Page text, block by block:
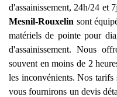
d'assainissement, 24h/24 et
Mesnil-Rouxelin sont
matériels de pointe pour
d'assainissement. Nous
souvent en moins de 2
les inconvénients. Nos tarifs
vous fournirons un devis